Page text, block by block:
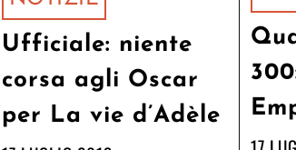
Ufficiale: niente
corsa agli Oscar
per La vie d’Adèle